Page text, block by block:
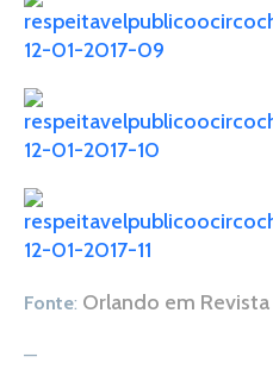
Fonte: Orlando em Revista
—